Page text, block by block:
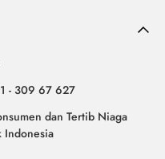
- 309 67 627
dan Tertib Niaga
Indonesia